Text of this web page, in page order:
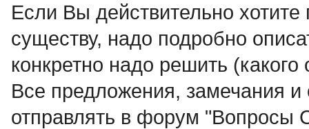
Если Вы действительно хотите
существу, надо подробно
конкретно надо решить
Все предложения, замечания
отправлять в форум "Вопросы